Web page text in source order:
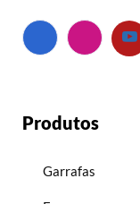
Produtos
Garrafas